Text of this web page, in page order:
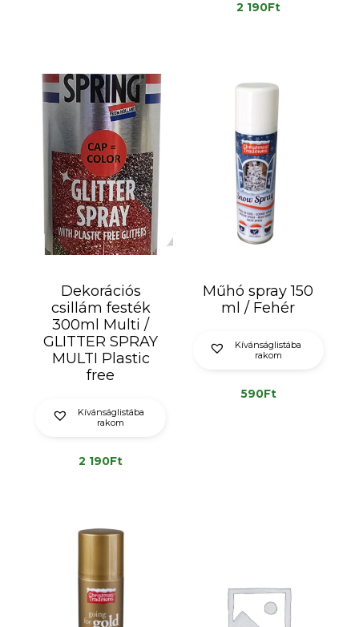
2 190Ft
Dekorációs
csillám festék
300ml Multi /
GLITTER SPRAY
MULTI Plastic
free
Kívánságlistába
rakom
2 190Ft
Műhó spray 150
ml / Fehér
Kívánságlistába
rakom
590Ft